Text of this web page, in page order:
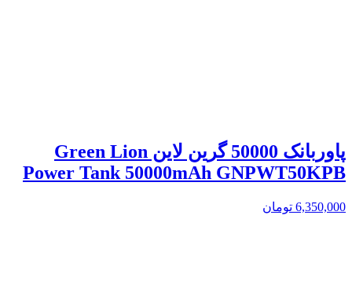
پاوربانک 50000 گرین لاین Green Lion
Power Tank 50000mAh GNPWT50KPB
6,350,000 تومان